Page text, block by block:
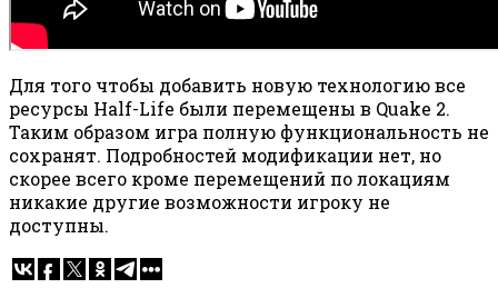
Для того чтобы добавить новую технологию все
ресурсы Half-Life были перемещены в Quake 2.
Таким образом игра полную функциональность не
сохранят. Подробностей модификации нет, но
скорее всего кроме перемещений по локациям
никакие другие возможности игроку не
доступны.